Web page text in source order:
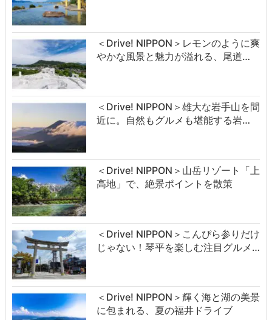
＜Drive! NIPPON＞レモンのように爽
やかな風景と魅力が溢れる、尾道…
＜Drive! NIPPON＞雄大な岩手山を間
近に。自然もグルメも堪能する岩…
＜Drive! NIPPON＞山岳リゾート「上
高地」で、絶景ポイントを散策
＜Drive! NIPPON＞こんぴら参りだけ
じゃない！琴平を楽しむ注目グルメ…
＜Drive! NIPPON＞輝く海と湖の美景
に包まれる、夏の福井ドライブ